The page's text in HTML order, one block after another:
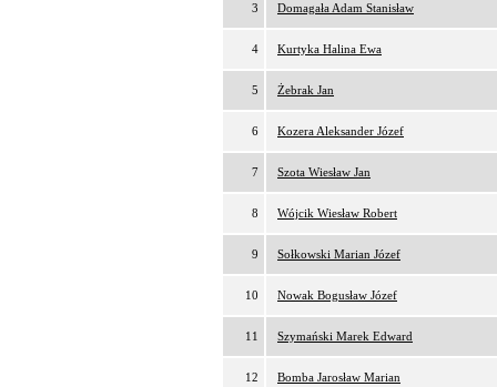
3 Domagała Adam Stanisław
4 Kurtyka Halina Ewa
5 Żebrak Jan
6 Kozera Aleksander Józef
7 Szota Wiesław Jan
8 Wójcik Wiesław Robert
9 Sołkowski Marian Józef
10 Nowak Bogusław Józef
11 Szymański Marek Edward
12 Bomba Jarosław Marian